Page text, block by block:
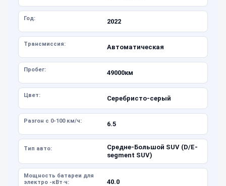
Год: 2022
Трансмиссия: Автоматическая
Пробег: 49000км
Цвет: Серебристо-серый
Разгон с 0-100 км/ч: 6.5
Тип авто:
Средне-Большой SUV (D/E-
segment SUV)
Мощность батареи для
электро -кВт·ч:
40.0